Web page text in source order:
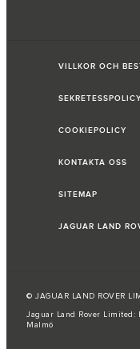
VILLKOR OCH
SEKRETESSPOLICY
COOKIEPOLICY
KONTAKTA OSS
SITEMAP
JAGUAR LAND
© JAGUAR LAND ROVER
Jaguar Land Rover Limited:
Malmö